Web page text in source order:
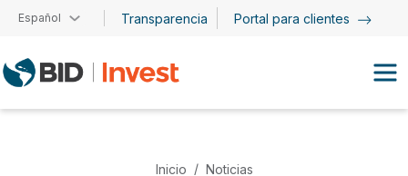
Pasar al contenido principal
Español Transparencia Portal para clientes
Inicio
Noticias